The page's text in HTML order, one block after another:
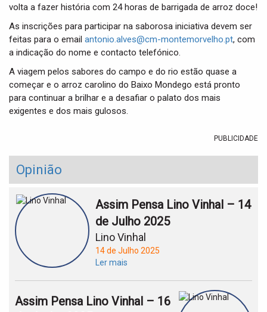
volta a fazer história com 24 horas de barrigada de arroz doce!
As inscrições para participar na saborosa iniciativa devem ser
feitas para o email antonio.alves@cm-montemorvelho.pt, com
a indicação do nome e contacto telefónico.
A viagem pelos sabores do campo e do rio estão quase a
começar e o arroz carolino do Baixo Mondego está pronto
para continuar a brilhar e a desafiar o palato dos mais
exigentes e dos mais gulosos.
PUBLICIDADE
Opinião
Assim Pensa Lino Vinhal – 14
de Julho 2025
Lino Vinhal
14 de Julho 2025
Ler mais
Assim Pensa Lino Vinhal – 16